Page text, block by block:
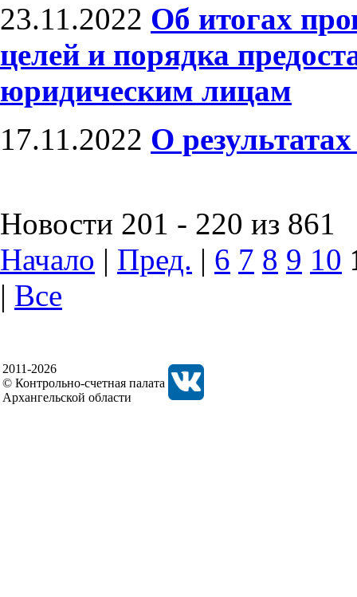
23.11.2022 Об итогах
целей и порядка
юридическим лицам
17.11.2022 О
Новости 201 - 220 из 861
Начало | Пред. | 6 7 8 9 10
| Все
2011-2026
© Контрольно-счетная палата
Архангельской области